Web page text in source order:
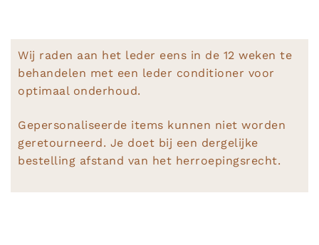
Wij raden aan het leder eens in de 12 weken te
behandelen met een leder conditioner voor
optimaal onderhoud.
Gepersonaliseerde items kunnen niet worden
geretourneerd. Je doet bij een dergelijke
bestelling afstand van het herroepingsrecht.